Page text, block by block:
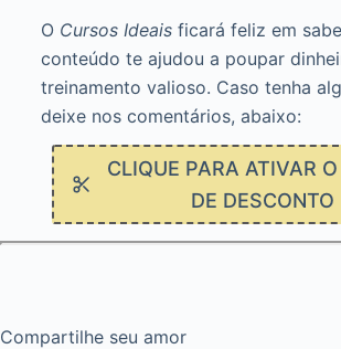
O Cursos Ideaisficará feliz em
conteúdo te ajudou a poupar
treinamento valioso. Caso tenha
deixe nos comentários, abaixo:
CLIQUE PARA ATIVAR
DE DESCONTO
Compartilhe seu amor